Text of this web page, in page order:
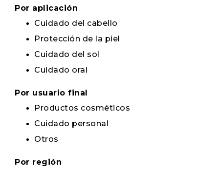
Por aplicación
Cuidado del cabello
Protección de la piel
Cuidado del sol
Cuidado oral
Por usuario final
Productos cosméticos
Cuidado personal
Otros
Por región